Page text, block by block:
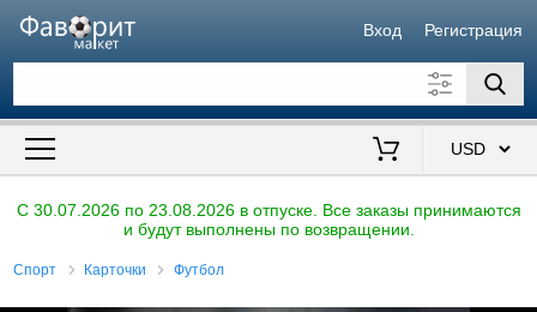
Вход Регистрация
Искать также в описании
C 30.07.2026 по 23.08.2026 в отпуске. Все заказы принимаются
и будут выполнены по возвращении.
Спорт Карточки Футбол